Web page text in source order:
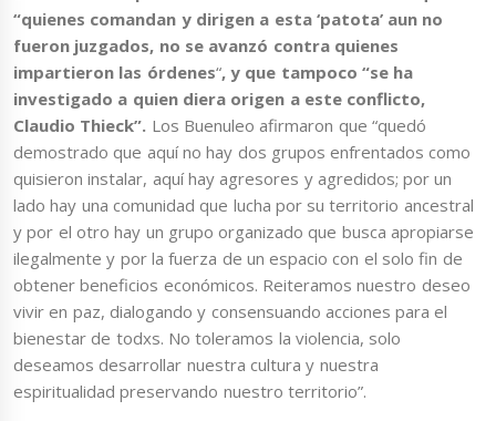
“quienes comandan y dirigen a esta ‘patota’ aun no
fueron juzgados, no se avanzó contra quienes
impartieron las órdenes“, y que tampoco “se ha
investigado a quien diera origen a este conflicto,
Claudio Thieck”. Los Buenuleo afirmaron que “quedó
demostrado que aquí no hay dos grupos enfrentados como
quisieron instalar, aquí hay agresores y agredidos; por un
lado hay una comunidad que lucha por su territorio ancestral
y por el otro hay un grupo organizado que busca apropiarse
ilegalmente y por la fuerza de un espacio con el solo fin de
obtener beneficios económicos. Reiteramos nuestro deseo
vivir en paz, dialogando y consensuando acciones para el
bienestar de todxs. No toleramos la violencia, solo
deseamos desarrollar nuestra cultura y nuestra
espiritualidad preservando nuestro territorio”.